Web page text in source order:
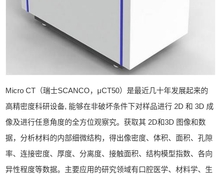
Micro CT（瑞士SCANCO，μCT50）是最近几十年发展起来的
高精密度科研设备, 能够在非破坏条件下对样品进行 2D 和 3D 成
像及进行任意角度的全方位观察究。获取其 2D和3D 图像和数
据，分析材料的内部细微结构，得出像密度、体积、面积、孔隙
率、连接密度、厚度、分离度、接触面积、结构模型指数、各向
异性程度等数据。主要应用的研究领域有口腔医学、材料学、生